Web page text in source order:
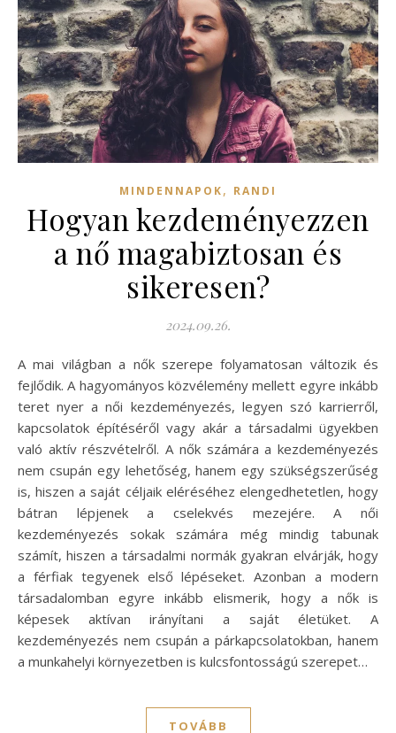
MINDENNAPOK, RANDI
Hogyan kezdeményezzen
a nő magabiztosan és
sikeresen?
2024.09.26.
A mai világban a nők szerepe folyamatosan változik és
fejlődik. A hagyományos közvélemény mellett egyre inkább
teret nyer a női kezdeményezés, legyen szó karrierről,
kapcsolatok építéséről vagy akár a társadalmi ügyekben
való aktív részvételről. A nők számára a kezdeményezés
nem csupán egy lehetőség, hanem egy szükségszerűség
is, hiszen a saját céljaik eléréséhez elengedhetetlen, hogy
bátran lépjenek a cselekvés mezejére. A női
kezdeményezés sokak számára még mindig tabunak
számít, hiszen a társadalmi normák gyakran elvárják, hogy
a férfiak tegyenek első lépéseket. Azonban a modern
társadalomban egyre inkább elismerik, hogy a nők is
képesek aktívan irányítani a saját életüket. A
kezdeményezés nem csupán a párkapcsolatokban, hanem
a munkahelyi környezetben is kulcsfontosságú szerepet…
TOVÁBB